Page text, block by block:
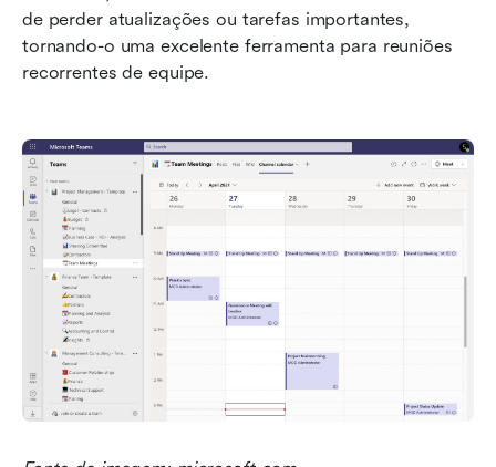
de perder atualizações ou tarefas importantes,
tornando-o uma excelente ferramenta para reuniões
recorrentes de equipe.